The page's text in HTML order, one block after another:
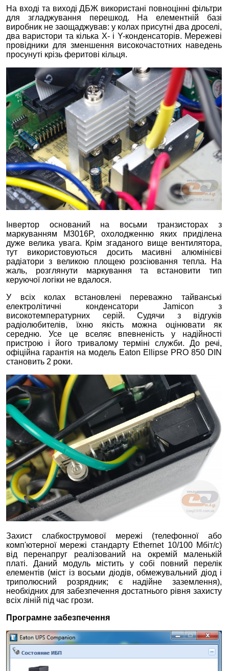
На вході та виході ДБЖ використані повноцінні фільтри
для згладжування перешкод. На елементній базі
виробник не заощаджував: у колах присутні два дроселі,
два варистори та кілька X- і Y-конденсаторів. Мережеві
провідники для зменшення високочастотних наведень
просунуті крізь феритові кільця.
Інвертор оснований на восьми транзисторах з
маркуванням M3016P, охолодженню яких приділена
дуже велика увага. Крім згаданого вище вентилятора,
тут використовуються досить масивні алюмінієві
радіатори з великою площею розсіювання тепла. На
жаль, розглянути маркування та встановити тип
керуючої логіки не вдалося.
У всіх колах встановлені переважно тайванські
електролітичні конденсатори Jamicon з
високотемпературних серій. Судячи з відгуків
радіолюбителів, їхню якість можна оцінювати як
середню. Усе це вселяє впевненість у надійності
пристрою і його тривалому терміні служби. До речі,
офіційна гарантія на модель Eaton Ellipse PRO 850 DIN
становить 2 роки.
Захист слабкострумової мережі (телефонної або
комп'ютерної мережі стандарту Ethernet 10/100 Мбіт/с)
від перенапруг реалізований на окремій маленькій
платі. Даний модуль містить у собі повний перелік
елементів (міст із восьми діодів, обмежувальний діод і
триполюсний розрядник; є надійне заземлення),
необхідних для забезпечення достатнього рівня захисту
всіх ліній під час грози.
Програмне забезпечення